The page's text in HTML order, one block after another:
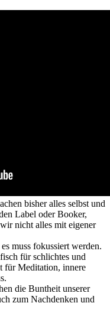
bisher alles selbst und
Label oder Booker,
nicht alles mit eigener
muss fokussiert werden.
für schlichtes und
für Meditation, innere
die Buntheit unserer
zum Nachdenken und